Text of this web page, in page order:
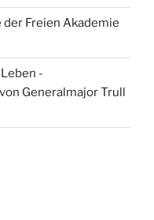
Freien Akademie
-
Generalmajor Trull